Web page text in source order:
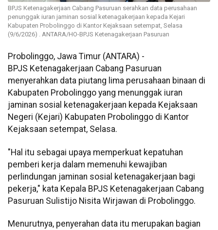
BPJS Ketenagakerjaan Cabang Pasuruan serahkan data perusahaan
penunggak iuran jaminan sosial ketenagakerjaan kepada Kejari
Kabupaten Probolinggo di Kantor Kejaksaan setempat, Selasa
(9/6/2026) . ANTARA/HO-BPJS Ketenagakerjaan Pasuruan
Probolinggo, Jawa Timur (ANTARA) -
BPJS Ketenagakerjaan Cabang Pasuruan
menyerahkan data piutang lima perusahaan binaan di
Kabupaten Probolinggo yang menunggak iuran
jaminan sosial ketenagakerjaan kepada Kejaksaan
Negeri (Kejari) Kabupaten Probolinggo di Kantor
Kejaksaan setempat, Selasa.
"Hal itu sebagai upaya memperkuat kepatuhan
pemberi kerja dalam memenuhi kewajiban
perlindungan jaminan sosial ketenagakerjaan bagi
pekerja," kata Kepala BPJS Ketenagakerjaan Cabang
Pasuruan Sulistijo Nisita Wirjawan di Probolinggo.
Menurutnya, penyerahan data itu merupakan bagian